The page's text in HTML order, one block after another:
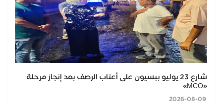
شارع 23 يوليو ببسيون على أعتاب الرصف بعد إنجاز مرحلة
«MCO»